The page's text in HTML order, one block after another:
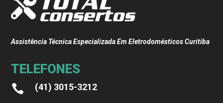
Assistência Técnica Especializada Em Eletrodomésticos Curitiba
TELEFONES
 (41) 3015-3212